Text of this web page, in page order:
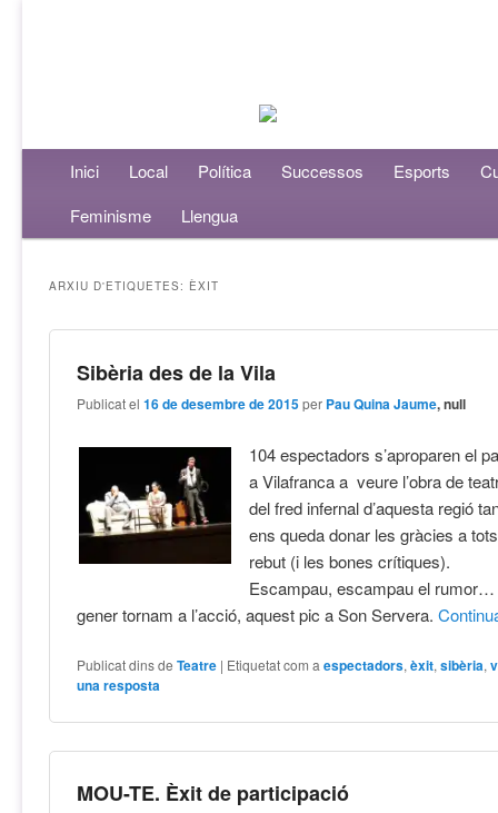
Menú principalAneu al contingut principal
Aneu al contingut secundari
Inici Local Política Successos Esports
Feminisme
Llengua
ARXIU D'ETIQUETES: ÈXIT
Sibèria des de la Vila
Publicat el16 de desembre de 2015 per Pau Quina Jaume, null
104 espectadors s’aproparen el
a Vilafranca a veure l’obra de
del fred infernal d’aquesta regió
ens queda donar les gràcies a
rebut (i les bones crítiques).
Escampau, escampau el rumor…
gener tornam a l’acció, aquest pic a Son Servera.
Publicat dins de Teatre | Etiquetat com a espectadors,èxit,sibèria,
una resposta
MOU-TE. Èxit de participació